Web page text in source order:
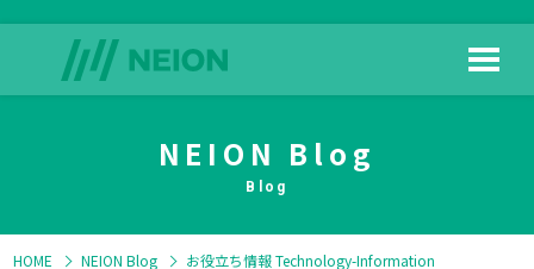
日榮新化の技術
NEION Blog
Blog
HOME NEION Blog お役立ち情報Technology-Information